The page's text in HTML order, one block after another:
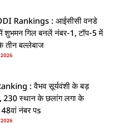
Rankings : आईसीसी वनडे
शुभमन गिल बनलें नंबर-1, टॉप-5 में
तीन बल्लेबाज
: वैभव सूर्यवंशी के बड़
230 स्थान के छलांग लगा के
नंबर पs